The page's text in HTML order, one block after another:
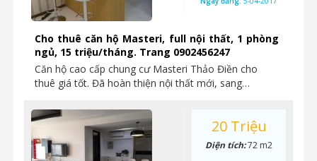
Cho thuê căn hộ Masteri, full nội thất, 1 phòng
ngủ, 15 triệu/tháng. Trang 0902456247
Căn hộ cao cấp chung cư Masteri Thảo Điền cho
thuê giá tốt. Đã hoàn thiện nội thất mới, sang…
20 Triệu
Diện tích:72 m2